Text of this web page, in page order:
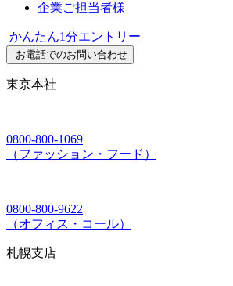
企業ご担当者様
かんたん1分エントリー
お電話でのお問い合わせ
東京本社
0800-800-1069
（ファッション・フード）
0800-800-9622
（オフィス・コール）
札幌支店